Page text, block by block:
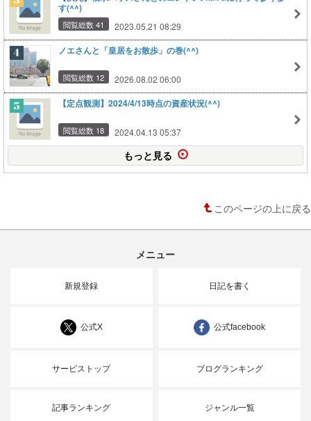
す(^^)
閲覧総数 41 2023.05.21 08:29
ノエさんと「皇居をお散歩」の巻(^^)
閲覧総数 12 2026.08.02 06:00
【定点観測】2024/4/13時点の資産状況(^^)
閲覧総数 18 2024.04.13 05:37
もっと見る
このページの上に戻る
メニュー
新規登録 日記を書く
公式X 公式facebook
サービストップ ブログランキング
記事ランキング ジャンル一覧